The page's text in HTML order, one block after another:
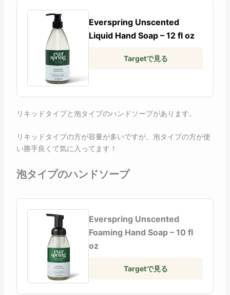
Everspring Unscented
Liquid Hand Soap – 12 fl oz
Targetで見る
リキッドタイプと泡タイプのハンドソープがあります。
リキッドタイプの方が容量が多いですが、泡タイプの方が使
い勝手良くて気に入ってます！
泡タイプのハンドソープ
Everspring Unscented
Foaming Hand Soap – 10 fl
oz
Targetで見る